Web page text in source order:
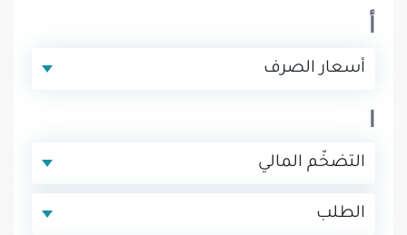
أسعار الصرف
التضخّم المالي
الطلب